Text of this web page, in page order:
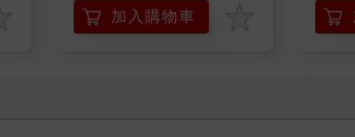
加入購物車